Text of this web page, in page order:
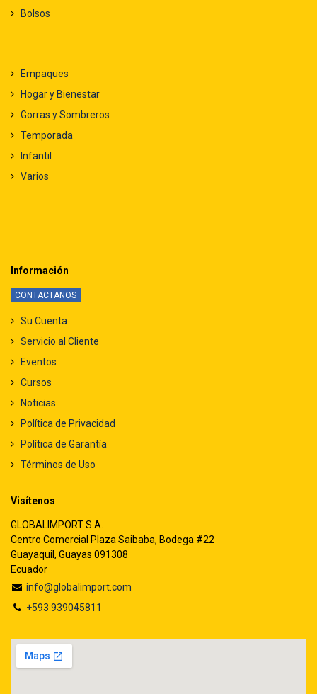
Bolsos
Empaques
Hogar y Bienestar
Gorras y Sombreros
Temporada
Infantil
Varios
Información
CONTACTANOS
Su Cuenta
Servicio al Cliente
Eventos
Cursos
Noticias
Política de Privacidad
Política de Garantía
Términos de Uso
Visítenos
GLOBALIMPORT S.A.
Centro Comercial Plaza Saibaba, Bodega #22
Guayaquil, Guayas 091308
Ecuador
info@globalimport.com
+593 939045811